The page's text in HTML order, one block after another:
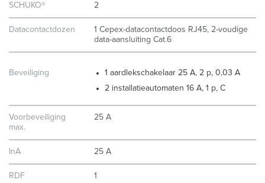
SCHUKO® 2
Datacontactdozen
1 Cepex-datacontactdoos RJ45, 2-voudige
data-aansluiting Cat.6
Beveiliging
1 aardlekschakelaar 25 A, 2 p, 0,03 A
2 installatieautomaten 16 A, 1 p, C
Voorbeveiliging
max.
25 A
InA 25 A
RDF 1